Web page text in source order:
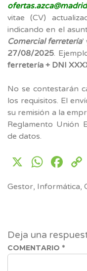
vitae (CV)
indicando en el
Comercial ferretería
27/08/2025.
ferretería + DNI
No se contestarán
los requisitos. El
su remisión a la
Reglamento Unión
de datos.
X
Gestor, Informática,
Deja una
COMENTARIO *